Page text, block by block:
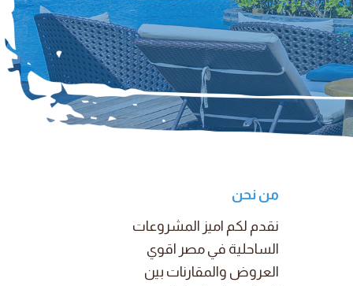
من نحن
نقدم لكم اميز المشروعات
الساحلية في مصر اقوي
العروض والمقارنات بين